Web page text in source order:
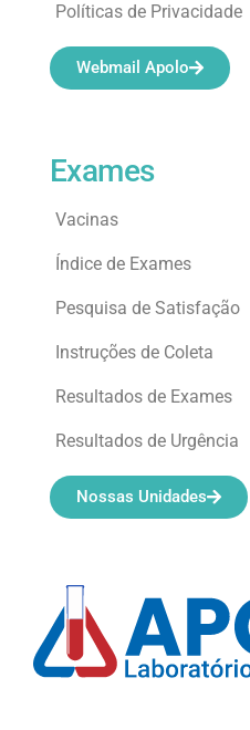
Exames
Vacinas
Índice de Exames
Pesquisa de Satisfação
Instruções de Coleta
Resultados de Exames
Resultados de Urgência
Nossas Unidades
Políticas de Privacidade
Webmail Apolo